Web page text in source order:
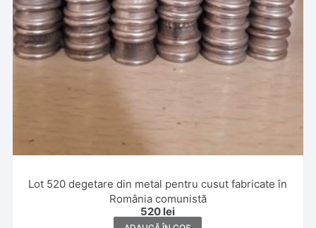
Lot 520 degetare din metal pentru cusut fabricate în
România comunistă
520 lei